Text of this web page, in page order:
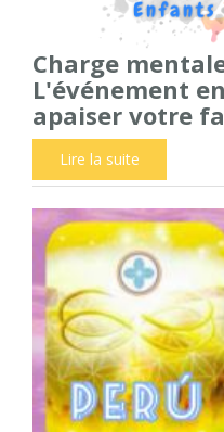
Charge
L'événement
apaiser votre
Lire la suite